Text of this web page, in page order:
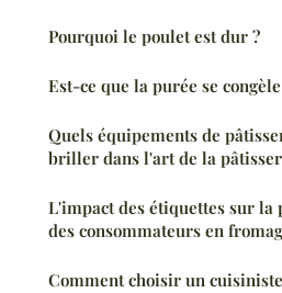
Pourquoi le poulet est dur ?
Est-ce que la purée se
Quels équipements de
briller dans l'art de la
L'impact des étiquettes sur la
des consommateurs en
Comment choisir un